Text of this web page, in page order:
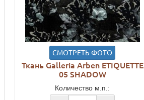
СМОТРЕТЬ ФОТО
Ткань Galleria Arben ETIQUETTE
05 SHADOW
Количество м.п.: